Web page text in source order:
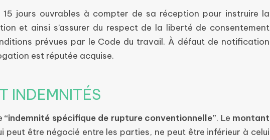
15 jours ouvrables à compter de sa réception pour instruire la
et ainsi s’assurer du respect de la liberté de consentement
prévues par le Code du travail. À défaut de notification
est réputée acquise.
INDEMNITÉS
“indemnité spécifique de rupture conventionnelle”. Le montant
peut être négocié entre les parties, ne peut être inférieur à celui